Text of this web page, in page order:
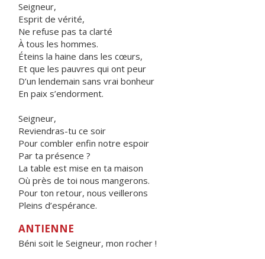
Seigneur,
Esprit de vérité,
Ne refuse pas ta clarté
À tous les hommes.
Éteins la haine dans les cœurs,
Et que les pauvres qui ont peur
D’un lendemain sans vrai bonheur
En paix s’endorment.
Seigneur,
Reviendras-tu ce soir
Pour combler enfin notre espoir
Par ta présence ?
La table est mise en ta maison
Où près de toi nous mangerons.
Pour ton retour, nous veillerons
Pleins d’espérance.
ANTIENNE
Béni soit le Seigneur, mon rocher !